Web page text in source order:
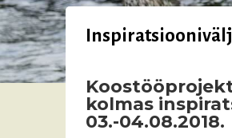
kolmas
03.-04.08.2018.